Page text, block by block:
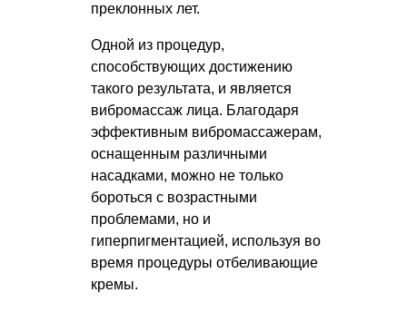
преклонных лет.
Одной из процедур,
способствующих достижению
такого результата, и является
вибромассаж лица. Благодаря
эффективным вибромассажерам,
оснащенным различными
насадками, можно не только
бороться с возрастными
проблемами, но и
гиперпигментацией, используя во
время процедуры отбеливающие
кремы.